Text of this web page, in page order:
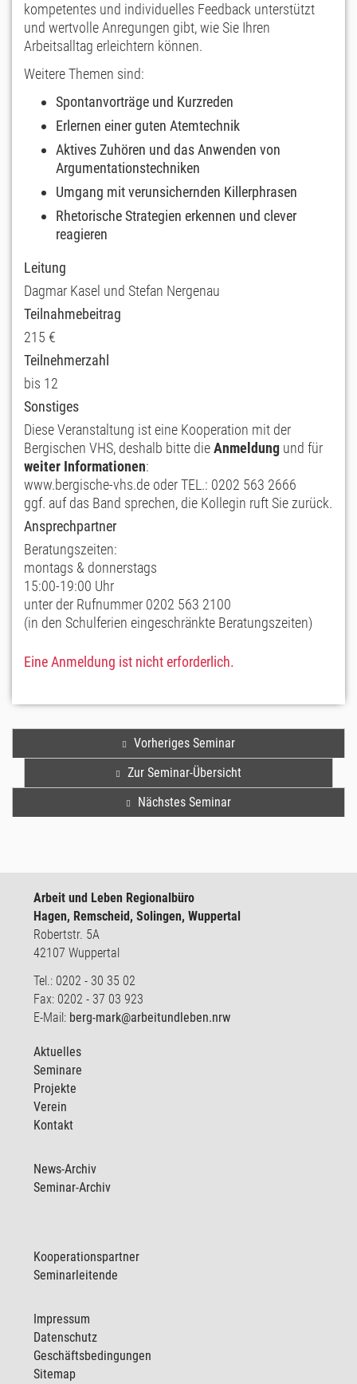
kompetentes und individuelles Feedback unterstützt
und wertvolle Anregungen gibt, wie Sie Ihren
Arbeitsalltag erleichtern können.
Weitere Themen sind:
Spontanvorträge und Kurzreden
Erlernen einer guten Atemtechnik
Aktives Zuhören und das Anwenden von
Argumentationstechniken
Umgang mit verunsichernden Killerphrasen
Rhetorische Strategien erkennen und clever
reagieren
Leitung
Dagmar Kasel und Stefan Nergenau
Teilnahmebeitrag
215 €
Teilnehmerzahl
bis 12
Sonstiges
Diese Veranstaltung ist eine Kooperation mit der
Bergischen VHS, deshalb bitte dieAnmeldung und für
weiter Informationen:
www.bergische-vhs.de oder TEL.: 0202 563 2666
ggf. auf das Band sprechen, die Kollegin ruft Sie zurück.
Ansprechpartner
Beratungszeiten:
montags & donnerstags
15:00-19:00 Uhr
unter der Rufnummer 0202 563 2100
(in den Schulferien eingeschränkte Beratungszeiten)
Eine Anmeldung ist nicht erforderlich.
Vorheriges Seminar
Zur Seminar-Übersicht
Nächstes Seminar
Arbeit und Leben Regionalbüro
Hagen, Remscheid, Solingen, Wuppertal
Robertstr. 5A
42107 Wuppertal
Tel.: 0202 - 30 35 02
Fax: 0202 - 37 03 923
E-Mail: berg-mark@arbeitundleben.nrw
Aktuelles
Seminare
Projekte
Verein
Kontakt
News-Archiv
Seminar-Archiv
Kooperationspartner
Seminarleitende
Impressum
Datenschutz
Geschäftsbedingungen
Sitemap